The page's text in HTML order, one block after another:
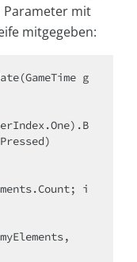
Parameter mit
mitgegeben:
g